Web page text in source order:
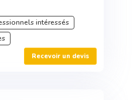
intéressés
Recevoir un devis